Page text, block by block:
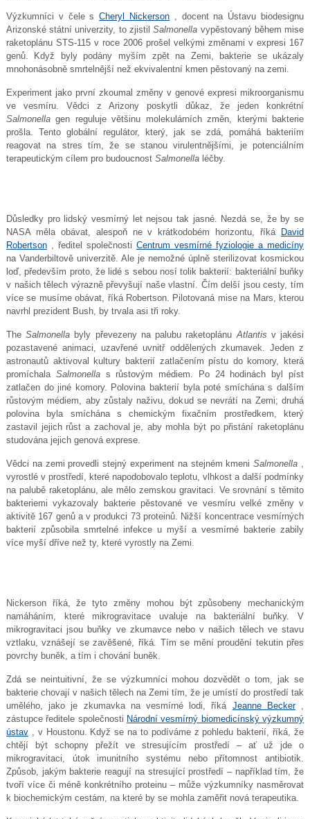
Výzkumníci v čele sCheryl Nickerson , docent na Ústavu biodesignu
Arizonské státní univerzity, to zjistilSalmonella vypěstovaný během mise
raketoplánu STS-115 v roce 2006 prošel velkými změnami v expresi 167
genů. Když byly podány myším zpět na Zemi, bakterie se ukázaly
mnohonásobně smrtelnější než ekvivalentní kmen pěstovaný na zemi.
Experiment jako první zkoumal změny v genové expresi mikroorganismu
ve vesmíru. Vědci z Arizony poskytli důkaz, že jeden konkrétní
Salmonellagen reguluje většinu molekulárních změn, kterými bakterie
prošla. Tento globální regulátor, který, jak se zdá, pomáhá bakteriím
reagovat na stres tím, že se stanou virulentnějšími, je potenciálním
terapeutickým cílem pro budoucnost Salmonellaléčby.
Důsledky pro lidský vesmírný let nejsou tak jasné. Nezdá se, že by se
NASA měla obávat, alespoň ne v krátkodobém horizontu, říká David
Robertson, ředitel společnosti Centrum vesmírné fyziologie a medicíny
na Vanderbiltově univerzitě. Ale je nemožné úplně sterilizovat kosmickou
loď, především proto, že lidé s sebou nosí tolik bakterií: bakteriální buňky
v našich tělech výrazně převyšují naše vlastní. Čím delší jsou cesty, tím
více se musíme obávat, říká Robertson. Pilotovaná mise na Mars, kterou
navrhl prezident Bush, by trvala asi tři roky.
TheSalmonella byly převezeny na palubu raketoplánuAtlantis v jakési
pozastavené animaci, uzavřené uvnitř oddělených zkumavek. Jeden z
astronautů aktivoval kultury bakterií zatlačením pístu do komory, která
promíchala Salmonellas růstovým médiem. Po 24 hodinách byl píst
zatlačen do jiné komory. Polovina bakterií byla poté smíchána s dalším
růstovým médiem, aby zůstaly naživu, dokud se nevrátí na Zemi; druhá
polovina byla smíchána s chemickým fixačním prostředkem, který
zastavil jejich růst a zachoval je, aby mohla být po přistání raketoplánu
studována jejich genová exprese.
Vědci na zemi provedli stejný experiment na stejném kmeniSalmonella ,
vyrostlé v prostředí, které napodobovalo teplotu, vlhkost a další podmínky
na palubě raketoplánu, ale mělo zemskou gravitaci. Ve srovnání s těmito
bakteriemi vykazovaly bakterie pěstované ve vesmíru velké změny v
aktivitě 167 genů a v produkci 73 proteinů. Nižší koncentrace vesmírných
bakterií způsobila smrtelné infekce u myší a vesmírné bakterie zabily
více myší dříve než ty, které vyrostly na Zemi.
Nickerson říká, že tyto změny mohou být způsobeny mechanickým
namáháním, které mikrogravitace uvaluje na bakteriální buňky. V
mikrogravitaci jsou buňky ve zkumavce nebo v našich tělech ve stavu
vztlaku, vznášejí se zavěšené, říká. Tím se mění proudění tekutin přes
povrchy buněk, a tím i chování buněk.
Zdá se neintuitivní, že se výzkumníci mohou dozvědět o tom, jak se
bakterie chovají v našich tělech na Zemi tím, že je umístí do prostředí tak
umělého, jako je zkumavka na vesmírné lodi, říká Jeanne Becker,
zástupce ředitele společnosti Národní vesmírný biomedicínský výzkumný
ústav, v Houstonu. Když se na to podíváme z pohledu bakterií, říká, že
chtějí být schopny přežít ve stresujícím prostředí – ať už jde o
mikrogravitaci, útok imunitního systému nebo přítomnost antibiotik.
Způsob, jakým bakterie reagují na stresující prostředí – například tím, že
tvoří více či méně konkrétního proteinu – může výzkumníky nasměrovat
k biochemickým cestám, na které by se mohla zaměřit nová terapeutika.